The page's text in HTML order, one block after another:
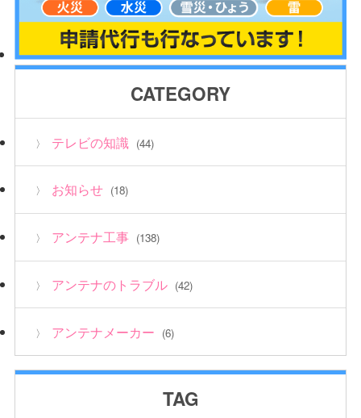
CATEGORY
テレビの知識 (44)
お知らせ (18)
アンテナ工事 (138)
アンテナのトラブル (42)
アンテナメーカー (6)
TAG